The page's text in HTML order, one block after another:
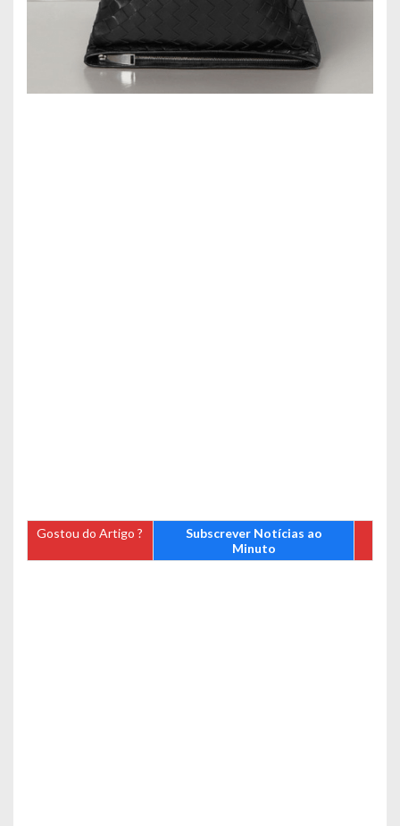
Gostou do Artigo ?
Subscrever Notícias ao
Minuto